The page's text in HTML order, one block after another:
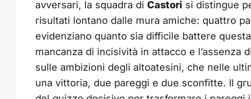
avversari, la squadra di Castori si distingue
risultati lontano dalle mura amiche: quattro
evidenziano quanto sia difficile battere
mancanza di incisività in attacco e l’assenza
sulle ambizioni degli altoatesini, che nelle
una vittoria, due pareggi e due sconfitte. Il